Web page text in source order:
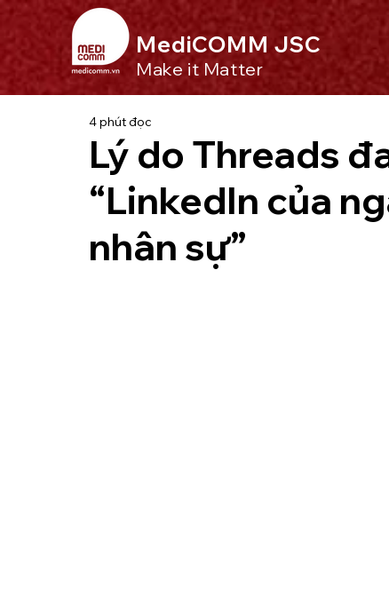
MediCOMM JSC
Make it Matter
Lý do Threads
“LinkedIn của
nhân sự”
4 phút đọc